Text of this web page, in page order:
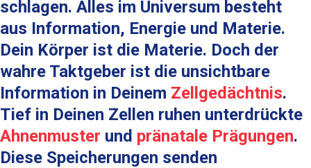
schlagen. Alles im Universum besteht
aus Information, Energie und Materie.
Dein Körper ist die Materie. Doch der
wahre Taktgeber ist die unsichtbare
Information in Deinem Zellgedächtnis.
Tief in Deinen Zellen ruhen unterdrückte
Ahnenmuster und pränatale Prägungen.
Diese Speicherungen senden